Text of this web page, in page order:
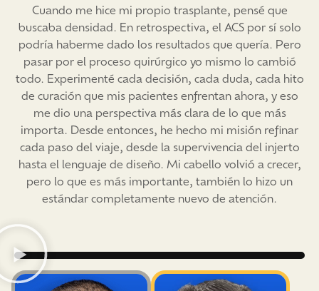
Cuando me hice mi propio trasplante, pensé que
buscaba densidad. En retrospectiva, el ACS por sí solo
podría haberme dado los resultados que quería. Pero
pasar por el proceso quirúrgico yo mismo lo cambió
todo. Experimenté cada decisión, cada duda, cada hito
de curación que mis pacientes enfrentan ahora, y eso
me dio una perspectiva más clara de lo que más
importa. Desde entonces, he hecho mi misión refinar
cada paso del viaje, desde la supervivencia del injerto
hasta el lenguaje de diseño. Mi cabello volvió a crecer,
pero lo que es más importante, también lo hizo un
estándar completamente nuevo de atención.